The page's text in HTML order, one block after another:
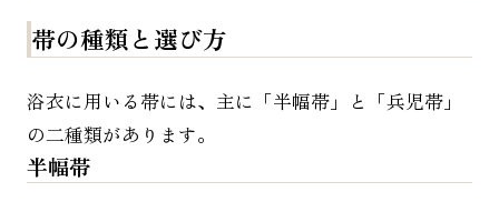
帯の種類と選び方
浴衣に用いる帯には、主に「半幅帯」と「兵児帯」
の二種類があります。
半幅帯